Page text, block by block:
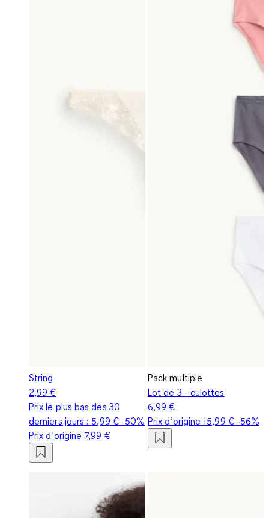
String
2,99 €
Prix le plus bas des 30
derniers jours : 5,99 €-50%
Prix d‘origine 7,99 €
Pack multiple
Lot de 3 - culottes
6,99 €
Prix d‘origine15,99 €-56%